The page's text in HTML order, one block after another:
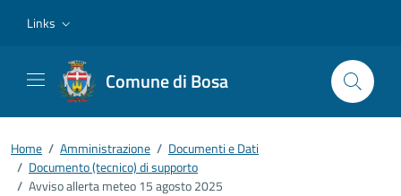
Links
Comune di Bosa
Home / Amministrazione / Documenti e Dati
/ Documento (tecnico) di supporto
/ Avviso allerta meteo 15 agosto 2025